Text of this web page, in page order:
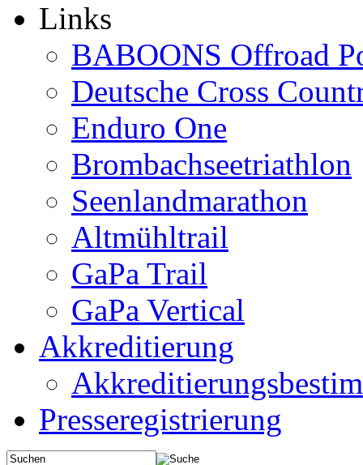
Links
BABOONS Offroad
Deutsche Cross
Enduro One
Brombachseetriathlon
Seenlandmarathon
Altmühltrail
GaPa Trail
GaPa Vertical
Akkreditierung
Presseregistrierung